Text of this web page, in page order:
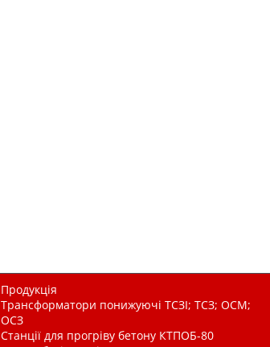
Продукція
Трансформатори понижуючі ТСЗІ; ТСЗ; ОСМ;
ОСЗ
Станції для прогріву бетону КТПОБ-80